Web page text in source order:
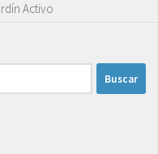
Activo